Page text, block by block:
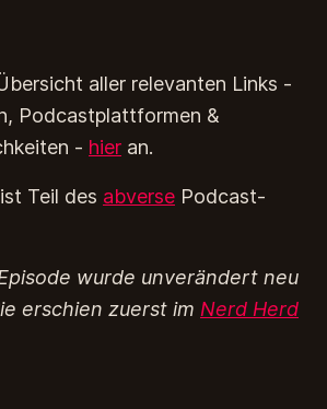
aller relevanten Links -
Podcastplattformen &
- hier an.
Teil des abverse Podcast-
wurde unverändert neu
erschien zuerst im Nerd Herd